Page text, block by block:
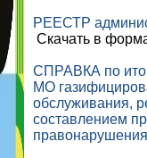
РЕЕСТР
Скачать в
СПРАВКА по
МО
обслуживания,
составлением